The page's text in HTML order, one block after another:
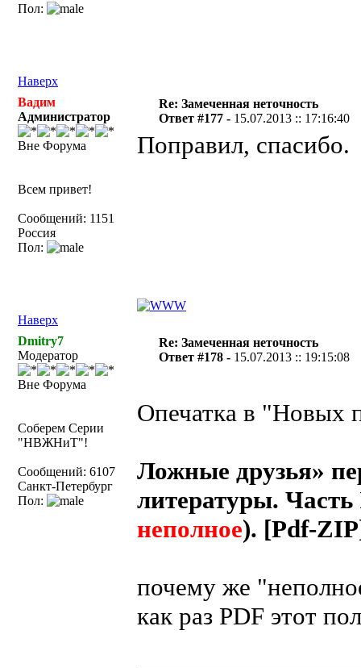
Пол:
Наверх
Вадим
Администратор
Вне Форума
Всем привет!
Сообщений: 1151
Россия
Пол:
Re: Замеченная неточность
Ответ #177 - 15.07.2013 :: 17:16:40
Поправил, спасибо.
Наверх
Dmitry7
Модератор
Вне Форума
Соберем Серии
"НВЖНиТ"!
Сообщений: 6107
Санкт-Петербург
Пол:
Re: Замеченная неточность
Ответ #178 - 15.07.2013 :: 19:15:08
Опечатка в "Новых
Ложные друзья»
литературы.
неполное). [Pdf-
почему же
как раз PDF этот